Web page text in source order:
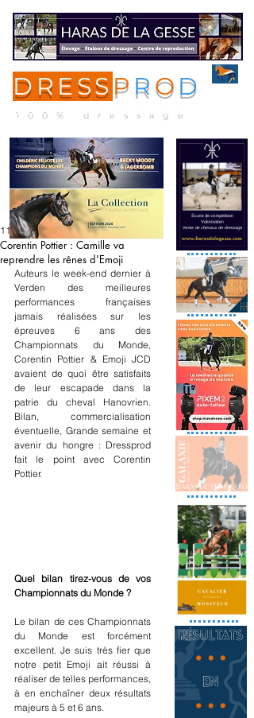
DRESS P R O D
100% dressage
Corentin Pottier : Camille va
reprendre les rênes d'Emoji
11 août 2025
Auteurs le week-end dernier à
Verden des meilleures
performances françaises
jamais réalisées sur les
épreuves 6 ans des
Championnats du Monde,
Corentin Pottier & Emoji JCD
avaient de quoi être satisfaits
de leur escapade dans la
patrie du cheval Hanovrien.
Bilan, commercialisation
éventuelle, Grande semaine et
avenir du hongre : Dressprod
fait le point avec Corentin
Pottier.
Quel bilan tirez-vous de vos
Championnats du Monde ?
Le bilan de ces Championnats
du Monde est forcément
excellent. Je suis très fier que
notre petit Emoji ait réussi à
réaliser de telles performances,
à en enchaîner deux résultats
majeurs à 5 et 6 ans.